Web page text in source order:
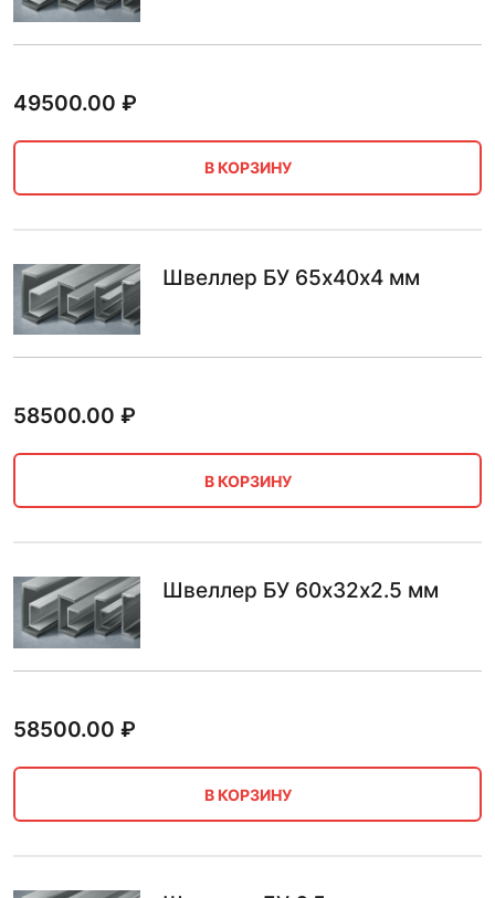
49500.00 ₽
В КОРЗИНУ
Швеллер БУ 65х40х4 мм
58500.00 ₽
В КОРЗИНУ
Швеллер БУ 60х32х2.5 мм
58500.00 ₽
В КОРЗИНУ